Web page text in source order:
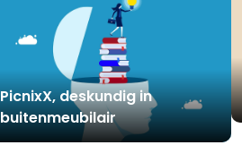
PicnixX, deskundig in
buitenmeubilair